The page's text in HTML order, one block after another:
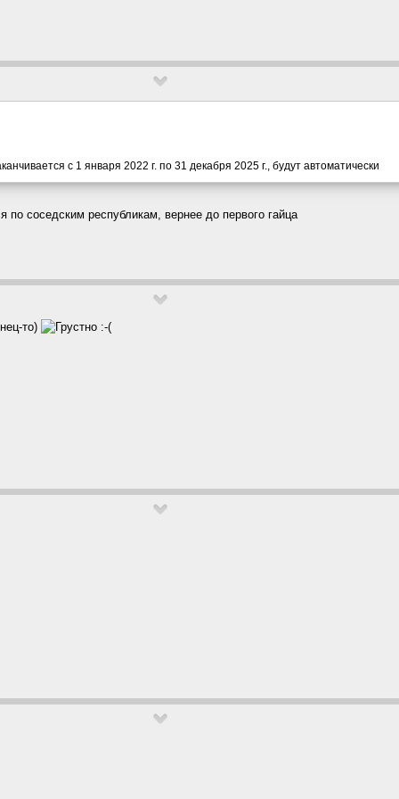
с 1 января 2022 г. по 31 декабря 2025 г., будут автоматически
соседским республикам, вернее до первого гайца
то)